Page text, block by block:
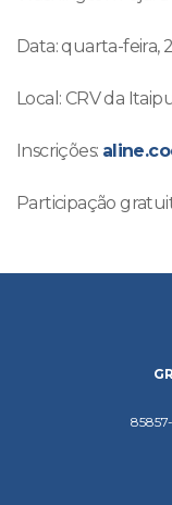
Data: quarta-feira,
Local: CRV da
Inscrições:
Participação